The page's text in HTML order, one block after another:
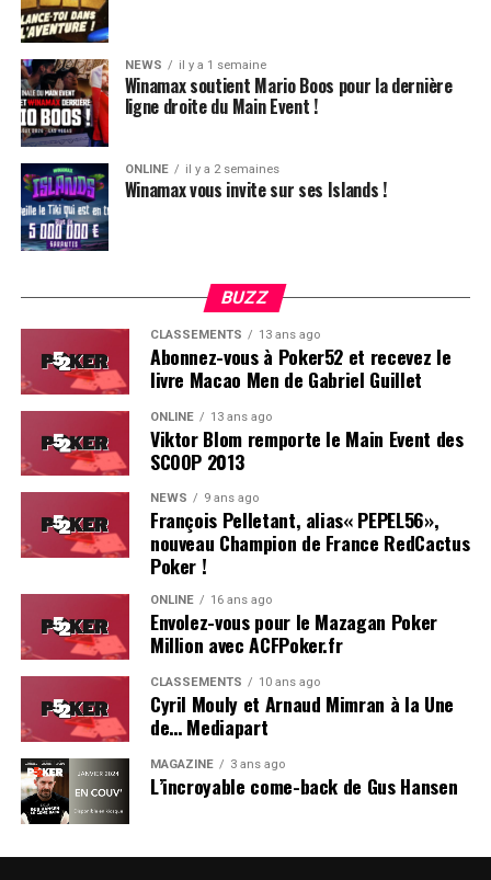
joli gain de 15720€ !
Place au heads-up final.
Soleau à gauche, sorti par Logghe au centre
NEWS il y a 1 semaine
Winamax soutient Mario Boos pour la dernière
ligne droite du Main Event !
ONLINE il y a 2 semaines
Winamax vous invite sur ses Islands !
BUZZ
CLASSEMENTS 13 ans ago
Abonnez-vous à Poker52 et recevez le
livre Macao Men de Gabriel Guillet
ONLINE 13 ans ago
Viktor Blom remporte le Main Event des
SCOOP 2013
NEWS 9 ans ago
François Pelletant, alias« PEPEL56»,
nouveau Champion de France RedCactus
Poker !
ONLINE 16 ans ago
Envolez-vous pour le Mazagan Poker
Million avec ACFPoker.fr
CLASSEMENTS 10 ans ago
Cyril Mouly et Arnaud Mimran à la Une
de… Mediapart
MAGAZINE 3 ans ago
L’incroyable come-back de Gus Hansen